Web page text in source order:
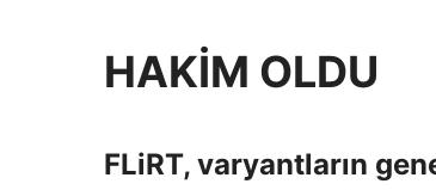
HAKİM OLDU
FLiRT, varyantların